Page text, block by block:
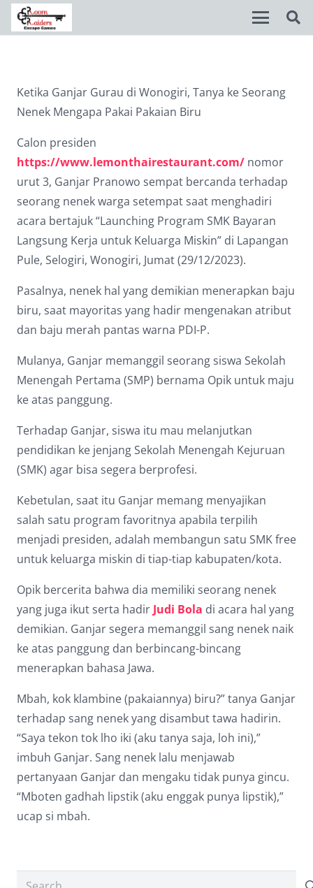
Ketika Ganjar Gurau di Wonogiri, Tanya ke Seorang
Nenek Mengapa Pakai Pakaian Biru
Calon presiden
https://www.lemonthairestaurant.com/ nomor
urut 3, Ganjar Pranowo sempat bercanda terhadap
seorang nenek warga setempat saat menghadiri
acara bertajuk “Launching Program SMK Bayaran
Langsung Kerja untuk Keluarga Miskin” di Lapangan
Pule, Selogiri, Wonogiri, Jumat (29/12/2023).
Pasalnya, nenek hal yang demikian menerapkan baju
biru, saat mayoritas yang hadir mengenakan atribut
dan baju merah pantas warna PDI-P.
Mulanya, Ganjar memanggil seorang siswa Sekolah
Menengah Pertama (SMP) bernama Opik untuk maju
ke atas panggung.
Terhadap Ganjar, siswa itu mau melanjutkan
pendidikan ke jenjang Sekolah Menengah Kejuruan
(SMK) agar bisa segera berprofesi.
Kebetulan, saat itu Ganjar memang menyajikan
salah satu program favoritnya apabila terpilih
menjadi presiden, adalah membangun satu SMK free
untuk keluarga miskin di tiap-tiap kabupaten/kota.
Opik bercerita bahwa dia memiliki seorang nenek
yang juga ikut serta hadir Judi Bola di acara hal yang
demikian. Ganjar segera memanggil sang nenek naik
ke atas panggung dan berbincang-bincang
menerapkan bahasa Jawa.
Mbah, kok klambine (pakaiannya) biru?” tanya Ganjar
terhadap sang nenek yang disambut tawa hadirin.
“Saya tekon tok lho iki (aku tanya saja, loh ini),”
imbuh Ganjar. Sang nenek lalu menjawab
pertanyaan Ganjar dan mengaku tidak punya gincu.
“Mboten gadhah lipstik (aku enggak punya lipstik),”
ucap si mbah.
Search
title Mark headings
Background Color
zoom_out
zoom_in Zoom in
Decrease font
add_circle_outline Increase font
spellcheck Readable font
brightness_high Bright contrast
Dark contrast
Underline links
font_download Mark links
all
options